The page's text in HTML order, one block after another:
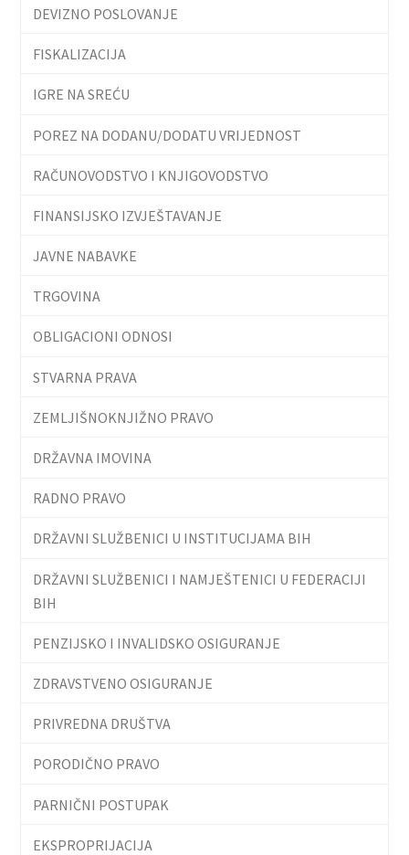
DEVIZNO POSLOVANJE
FISKALIZACIJA
IGRE NA SREĆU
POREZ NA DODANU/DODATU VRIJEDNOST
RAČUNOVODSTVO I KNJIGOVODSTVO
FINANSIJSKO IZVJEŠTAVANJE
JAVNE NABAVKE
TRGOVINA
OBLIGACIONI ODNOSI
STVARNA PRAVA
ZEMLJIŠNOKNJIŽNO PRAVO
DRŽAVNA IMOVINA
RADNO PRAVO
DRŽAVNI SLUŽBENICI U INSTITUCIJAMA BIH
DRŽAVNI SLUŽBENICI I NAMJEŠTENICI U FEDERACIJI
BIH
PENZIJSKO I INVALIDSKO OSIGURANJE
ZDRAVSTVENO OSIGURANJE
PRIVREDNA DRUŠTVA
PORODIČNO PRAVO
PARNIČNI POSTUPAK
EKSPROPRIJACIJA